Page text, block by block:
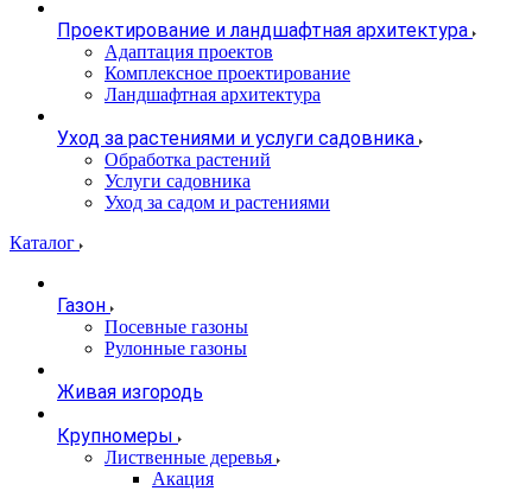
Проектирование и ландшафтная архитектура
Адаптация проектов
Комплексное проектирование
Ландшафтная архитектура
Уход за растениями и услуги садовника
Обработка растений
Услуги садовника
Уход за садом и растениями
Каталог
Газон
Посевные газоны
Рулонные газоны
Живая изгородь
Крупномеры
Лиственные деревья
Акация